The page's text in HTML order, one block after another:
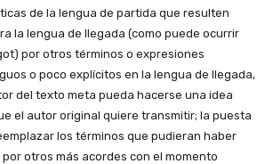
de la lengua de partida que resulten
la lengua de llegada (como puede ocurrir
por otros términos o expresiones
o poco explícitos en la lengua de llegada,
del texto meta pueda hacerse una idea
el autor original quiere transmitir; la puesta
los términos que pudieran haber
otros más acordes con el momento